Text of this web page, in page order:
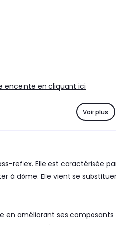
enceinte en cliquant ici
Voir plus
reflex. Elle est caractérisée
dôme. Elle vient se
améliorant ses